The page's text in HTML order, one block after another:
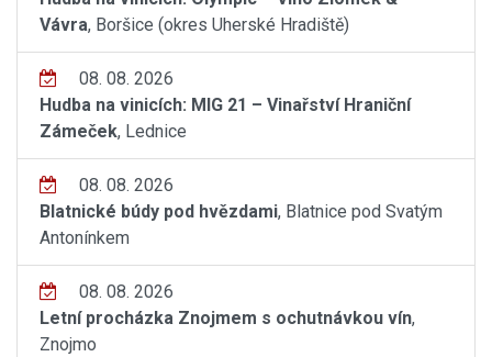
Vávra, Boršice (okres Uherské Hradiště)
08. 08. 2026
Hudba na vinicích: MIG 21 – Vinařství Hraniční
Zámeček, Lednice
08. 08. 2026
Blatnické búdy pod hvězdami, Blatnice pod Svatým
Antonínkem
08. 08. 2026
Letní procházka Znojmem s ochutnávkou vín,
Znojmo